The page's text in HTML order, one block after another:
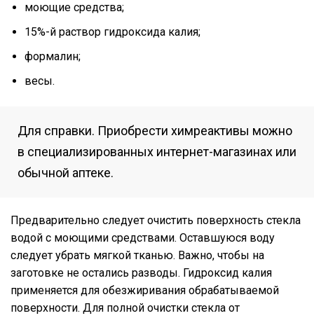
моющие средства;
15%-й раствор гидроксида калия;
формалин;
весы.
Для справки. Приобрести химреактивы можно
в специализированных интернет-магазинах или
обычной аптеке.
Предварительно следует очистить поверхность стекла
водой с моющими средствами. Оставшуюся воду
следует убрать мягкой тканью. Важно, чтобы на
заготовке не остались разводы. Гидроксид калия
применяется для обезжиривания обрабатываемой
поверхности. Для полной очистки стекла от